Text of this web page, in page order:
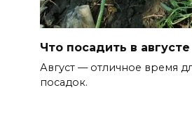
Что посадить в августе
Август — отличное время
посадок.